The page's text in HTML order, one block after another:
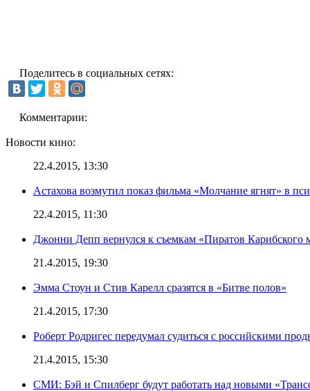
Поделитесь в социальных сетях:
Комментарии:
Новости кино:
22.4.2015, 13:30
Астахова возмутил показ фильма «Молчание ягнят» в
22.4.2015, 11:30
Джонни Депп вернулся к съемкам «Пиратов Карибского
21.4.2015, 19:30
Эмма Стоун и Стив Карелл сразятся в «Битве полов»
21.4.2015, 17:30
Роберт Родригес передумал судиться с российскими
21.4.2015, 15:30
СМИ: Бэй и Спилберг будут работать над новыми